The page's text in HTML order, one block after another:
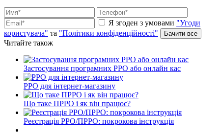
Я згоден з умовами "Угоди
користувача" та "Політики конфіденційності"
Читайте також
Застосування програмних РРО або онлайн кас
РРО для інтернет-магазину
Що таке ПРРО і як він працює?
Реєстрація РРО/ПРРО: покрокова інструкція